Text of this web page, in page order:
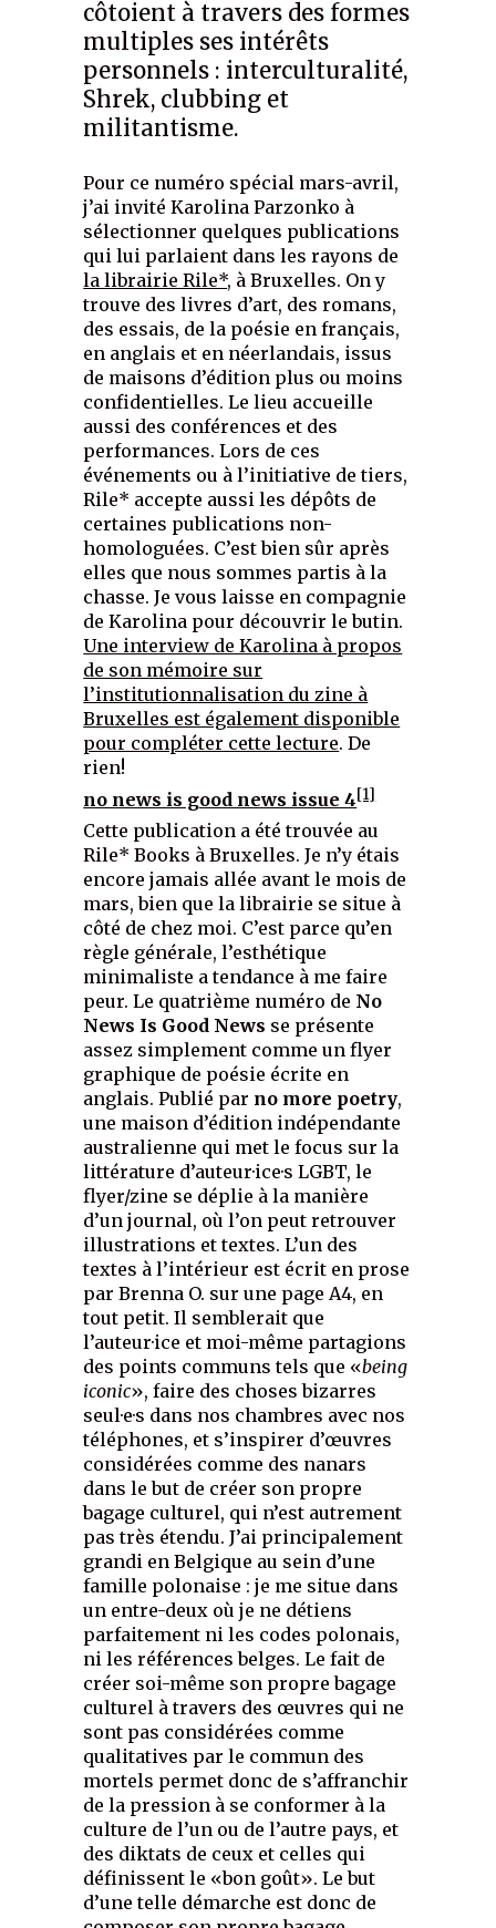
côtoient à travers des formes
multiples ses intérêts
personnels : interculturalité,
Shrek, clubbing et
militantisme.
Pour ce numéro spécial mars-avril,
j’ai invité Karolina Parzonko à
sélectionner quelques publications
qui lui parlaient dans les rayons de
la librairie Rile*, à Bruxelles. On y
trouve des livres d’art, des romans,
des essais, de la poésie en français,
en anglais et en néerlandais, issus
de maisons d’édition plus ou moins
confidentielles. Le lieu accueille
aussi des conférences et des
performances. Lors de ces
événements ou à l’initiative de tiers,
Rile* accepte aussi les dépôts de
certaines publications non-
homologuées. C’est bien sûr après
elles que nous sommes partis à la
chasse. Je vous laisse en compagnie
de Karolina pour découvrir le butin.
Une interview de Karolina à propos
de son mémoire sur
l’institutionnalisation du zine à
Bruxelles est également disponible
pour compléter cette lecture. De
rien!
no news is good news issue 4[1]
Cette publication a été trouvée au
Rile* Books à Bruxelles. Je n’y étais
encore jamais allée avant le mois de
mars, bien que la librairie se situe à
côté de chez moi. C’est parce qu’en
règle générale, l’esthétique
minimaliste a tendance à me faire
peur. Le quatrième numéro de No
News Is Good News se présente
assez simplement comme un flyer
graphique de poésie écrite en
anglais. Publié par no more poetry,
une maison d’édition indépendante
australienne qui met le focus sur la
littérature d’auteur·ice·s LGBT, le
flyer/zine se déplie à la manière
d’un journal, où l’on peut retrouver
illustrations et textes. L’un des
textes à l’intérieur est écrit en prose
par Brenna O. sur une page A4, en
tout petit. Il semblerait que
l’auteur·ice et moi-même partagions
des points communs tels que «being
iconic», faire des choses bizarres
seul·e·s dans nos chambres avec nos
téléphones, et s’inspirer d’œuvres
considérées comme des nanars
dans le but de créer son propre
bagage culturel, qui n’est autrement
pas très étendu. J’ai principalement
grandi en Belgique au sein d’une
famille polonaise : je me situe dans
un entre-deux où je ne détiens
parfaitement ni les codes polonais,
ni les références belges. Le fait de
créer soi-même son propre bagage
culturel à travers des œuvres qui ne
sont pas considérées comme
qualitatives par le commun des
mortels permet donc de s’affranchir
de la pression à se conformer à la
culture de l’un ou de l’autre pays, et
des diktats de ceux et celles qui
définissent le «bon goût». Le but
d’une telle démarche est donc de